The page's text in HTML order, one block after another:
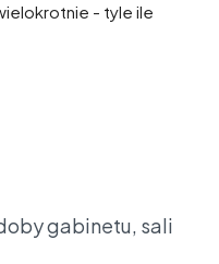
- tyle ile
gabinetu, sali